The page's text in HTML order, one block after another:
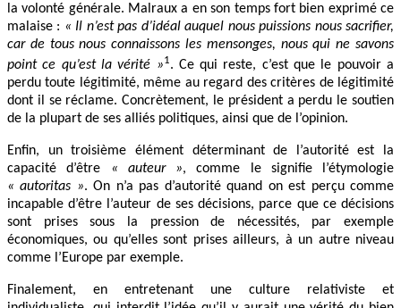
la volonté générale. Malraux a en son temps fort bien exprimé ce
malaise : « Il n’est pas d’idéal auquel nous puissions nous sacrifier,
car de tous nous connaissons les mensonges, nous qui ne savons
point ce qu’est la vérité »1. Ce qui reste, c’est que le pouvoir a
perdu toute légitimité, même au regard des critères de légitimité
dont il se réclame. Concrètement, le président a perdu le soutien
de la plupart de ses alliés politiques, ainsi que de l’opinion.
Enfin, un troisième élément déterminant de l’autorité est la
capacité d’être « auteur », comme le signifie l’étymologie
« autoritas ». On n’a pas d’autorité quand on est perçu comme
incapable d’être l’auteur de ses décisions, parce que ce décisions
sont prises sous la pression de nécessités, par exemple
économiques, ou qu’elles sont prises ailleurs, à un autre niveau
comme l’Europe par exemple.
Finalement, en entretenant une culture relativiste et